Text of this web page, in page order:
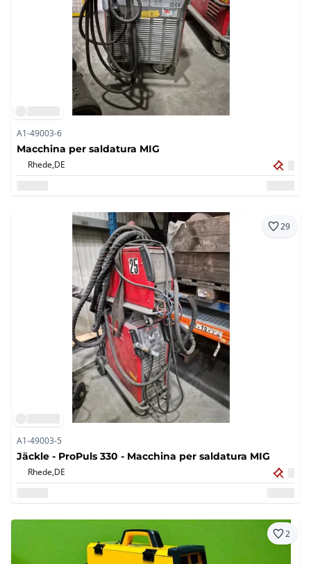
A1-49003-6
Macchina per saldatura MIG
Rhede,DE
29
A1-49003-5
Jäckle - ProPuls 330 - Macchina per saldatura MIG
Rhede,DE
2